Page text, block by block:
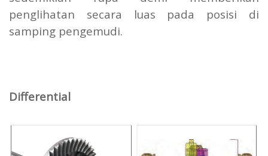
penglihatan secara luas pada posisi di
samping pengemudi.
Differential